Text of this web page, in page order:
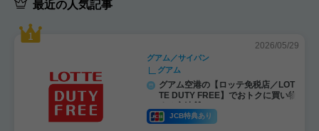
最近の人気記事
2026/05/29
グアム／サイパン
グアム
グアム空港の【ロッテ免税店／LOT
TE DUTY FREE】でおトクに買い物
JCB特典あり